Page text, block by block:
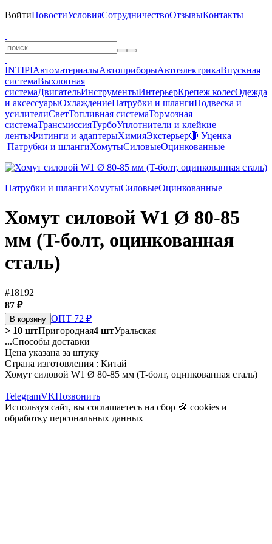
ВойтиНовостиУсловияСотрудничествоОтзывыКонтакты
INTIPIАвтоматериалыАвтоприборыАвтоэлектрикаВпускная
системаВыхлопная
системаДвигательИнструментыИнтерьерКрепеж колесОдежда
и аксессуарыОхлаждениеПатрубки и шлангиПодвеска и
усилителиСветТопливная системаТормозная
системаТрансмиссияТурбоУплотнители и клейкие
лентыФитинги и адаптерыХимияЭкстерьер🔴 Уценка
Патрубки и шлангиХомутыСиловыеОцинкованные
Патрубки и шлангиХомутыСиловыеОцинкованные
Хомут силовой W1 Ø 80-85
мм (T-болт, оцинкованная
сталь)
#18192
87 ₽
В корзину ОПТ 72 ₽
> 10 штПригородная4 штУральская
...Способы доставки
Цена указана за штуку
Страна изготовления : Китай
Хомут силовой W1 Ø 80-85 мм (T-болт, оцинкованная сталь)
TelegramVKПозвонить
Используя сайт, вы соглашаетесь на сбор 🍪 cookies и
обработку персональных данных